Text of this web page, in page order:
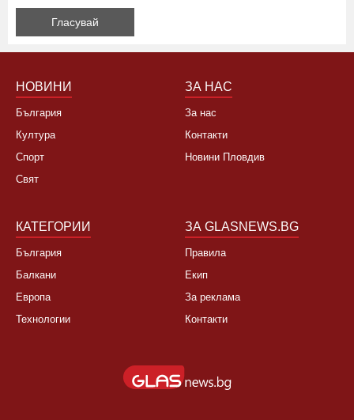
НОВИНИ
България
Култура
Спорт
Свят
ЗА НАС
За нас
Контакти
Новини Пловдив
КАТЕГОРИИ
България
Балкани
Европа
Технологии
ЗА GLASNEWS.BG
Правила
Екип
За реклама
Контакти